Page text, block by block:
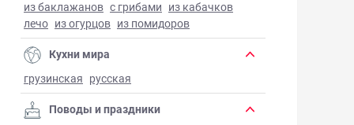
из баклажанов с грибами из кабачков
лечо из огурцов из помидоров
Кухни мира
грузинская русская
Поводы и праздники